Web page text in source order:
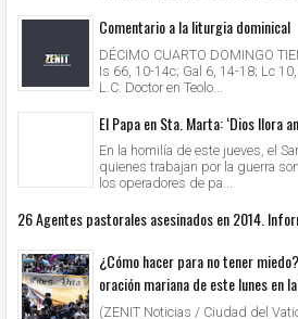
Comentario a la liturgia dominical
DÉCIMO CUARTO DOMINGO
Is 66, 10-14c; Gal 6, 14-18; Lc
L.C. Doctor en Teolo...
El Papa en Sta. Marta: ‘Dios llora
En la homilía de este jueves, el
quienes trabajan por la guerra
los operadores de pa...
26 Agentes pastorales asesinados en 2014.
¿Cómo hacer para no tener
oración mariana de este lunes en
(ZENIT Noticias / Ciudad del